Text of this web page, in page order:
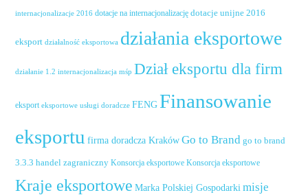
internacjonalizacje 2016 dotacje na internacjonalizację dotacje unijne 2016
eksport działalność eksportowa działania eksportowe
działanie 1.2 internacjonalizacja mśp Dział eksportu dla firm
eksport eksportowe usługi doradcze FENG Finansowanie
eksportu firma doradcza Kraków Go to Brand go to brand
3.3.3 handel zagraniczny Konsorcja eksportowe Konsorcja eksportowe
Kraje eksportowe Marka Polskiej Gospodarki misje